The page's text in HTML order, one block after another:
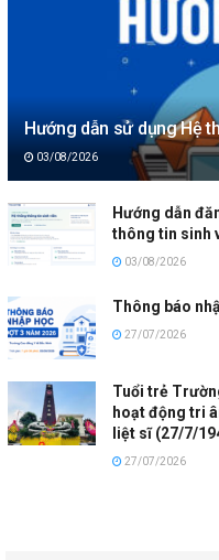
Hướng dẫn sử dụng Hệ
03/08/2026
Hướng dẫn
thông tin sinh
03/08/2026
Thông báo
27/07/2026
Tuổi trẻ
hoạt động tri
liệt sĩ (27/7/
27/07/2026